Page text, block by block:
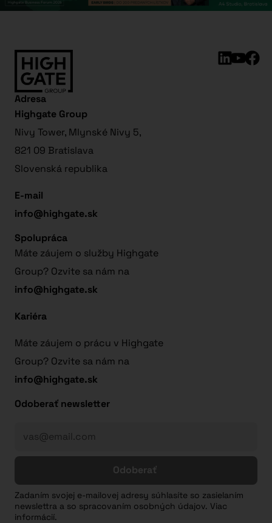
Adresa
Highgate Group
Nivy Tower, Mlynské Nivy 5,
821 09 Bratislava
Slovenská republika
E-mail
info@highgate.sk
Spolupráca
Máte záujem o služby Highgate
Group? Ozvite sa nám na
info@highgate.sk
Kariéra
Máte záujem o prácu v Highgate
Group? Ozvite sa nám na
info@highgate.sk
Odoberať newsletter
Odoberať
Zadaním svojej e-mailovej adresy súhlasíte so zasielaním
newslettra a so spracovaním osobných údajov. Viac
informácií.